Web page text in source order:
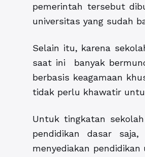
pemerintah tersebut
universitas yang sudah
Selain itu, karena
saat ini banyak
berbasis keagamaan
tidak perlu khawatir
Untuk tingkatan
pendidikan dasar
menyediakan